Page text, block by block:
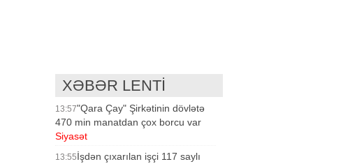
XƏBƏR LENTİ
13:57"Qara Çay" Şirkətinin dövlətə
470 min manatdan çox borcu var
Siyasət
13:55İşdən çıxarılan işçi 117 saylı